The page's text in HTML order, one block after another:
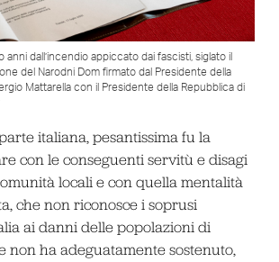
dall’incendio appiccato dai fascisti, siglato il
del Narodni Dom firmato dal Presidente della
Mattarella con il Presidente della Repubblica di
italiana, pesantissima fu la
con le conseguenti servitù e disagi
locali e con quella mentalità
che non riconosce i soprusi
ai danni delle popolazioni di
non ha adeguatamente sostenuto,